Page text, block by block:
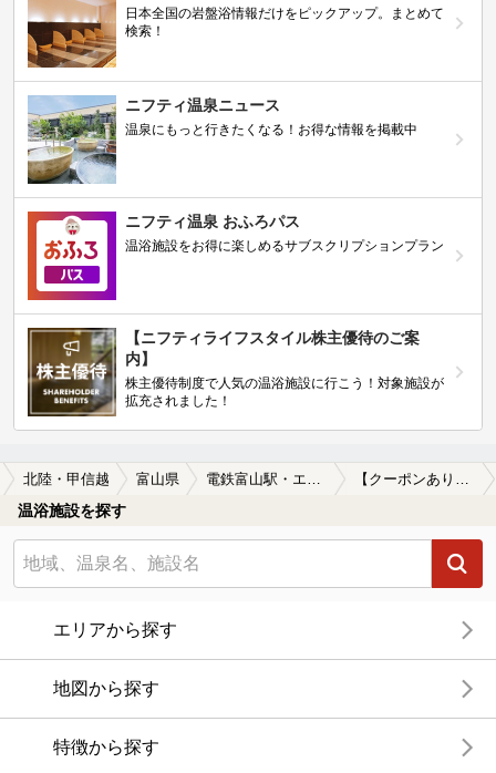
日本全国の岩盤浴情報だけをピックアップ。まとめて
検索！
ニフティ温泉ニュース
温泉にもっと行きたくなる！お得な情報を掲載中
ニフティ温泉 おふろパス
温浴施設をお得に楽しめるサブスクリプションプラン
【ニフティライフスタイル株主優待のご案
内】
株主優待制度で人気の温浴施設に行こう！対象施設が
拡充されました！
北陸・甲信越 富山県 電鉄富山駅・エスタ前駅 【クーポンあり】一人旅におすすめの電鉄富山駅・エスタ前駅近くの温泉、日帰り温泉、スーパー銭湯おすすめ
温浴施設を探す
エリアから探す
地図から探す
特徴から探す